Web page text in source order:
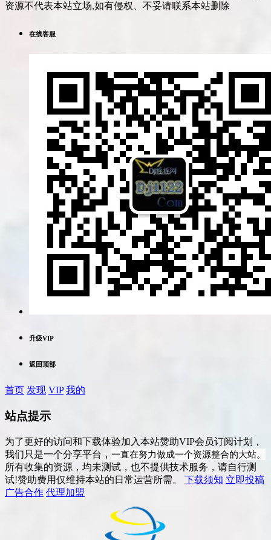
资源不代表本站立场,如有侵权、不妥请联系本站删除
在线客服
升级VIP
返回顶部
首页 发现 VIP 我的
站点提示
为了更好的访问和下载体验加入本站赞助VIP会员订阅计划，
我们只是一个分享平台， 一直在努力做成一个资源整合的大站。
所有收集的资源，均未测试，也不提供技术服务，请自行测
试!赞助费用仅维持本站的日常运营所需。 下载须知 立即投稿
广告合作 代理加盟